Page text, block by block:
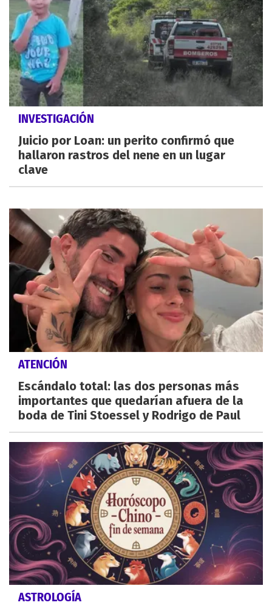
INVESTIGACIÓN
Juicio por Loan: un perito confirmó que
hallaron rastros del nene en un lugar
clave
ATENCIÓN
Escándalo total: las dos personas más
importantes que quedarían afuera de la
boda de Tini Stoessel y Rodrigo de Paul
ASTROLOGÍA